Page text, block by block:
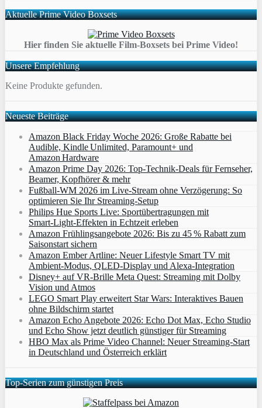
Aktuelle Prime Video Boxsets
Hier finden Sie aktuelle Film-Boxsets bei Prime Video!
Unsere Empfehlung
Keine Produkte gefunden.
Neueste Beiträge
Amazon Black Friday Woche 2026: Große Rabatte bei
Audible, Kindle Unlimited, Paramount+ und
Amazon Hardware
Amazon Prime Day 2026: Top-Technik-Deals für Fernseher,
Beamer, Kopfhörer & mehr
Fußball-WM 2026 im Live-Stream ohne Verzögerung: So
optimieren Sie Ihr Streaming-Setup
Philips Hue Sports Live: Sportübertragungen mit
Smart‑Light‑Effekten in Echtzeit erleben
Amazon Frühlingsangebote 2026: Bis zu 45 % Rabatt zum
Saisonstart sichern
Amazon Ember Artline: Neuer Lifestyle Smart TV mit
Ambient‑Modus, QLED‑Display und Alexa‑Integration
Disney+ auf VR-Brille Meta Quest: Streaming mit Dolby
Vision und Atmos
LEGO Smart Play erweitert Star Wars: Interaktives Bauen
ohne Bildschirm startet
Amazon Echo Angebote 2026: Echo Dot Max, Echo Studio
und Echo Show jetzt deutlich günstiger für Streaming
HBO Max als Prime Video Channel: Neuer Streaming‑Start
in Deutschland und Österreich erklärt
Top-Serien zum günstigen Preis